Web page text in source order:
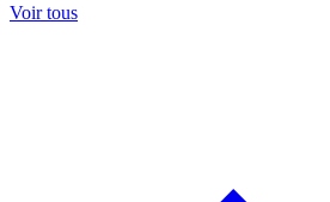
Voir tous